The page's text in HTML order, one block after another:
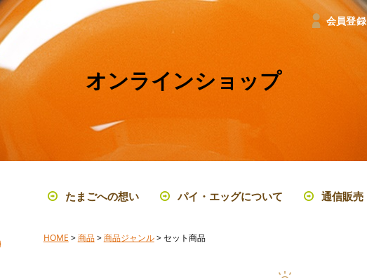
会員登録
オンラインショップ
たまごへの想い パイ・エッグについて 通信販売
HOME >商品>商品ジャンル> セット商品